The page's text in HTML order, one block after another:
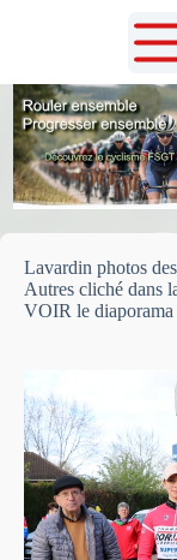
Lavardin photos
Autres cliché dans
VOIR le diaporama